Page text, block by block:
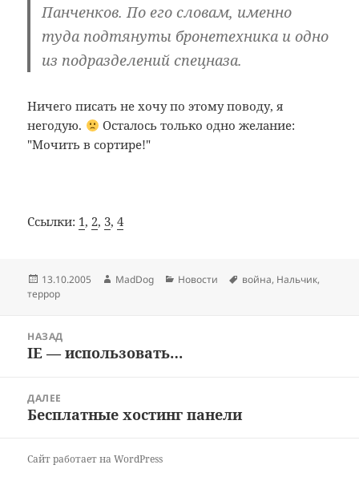
Панченков. По его словам, именно
туда подтянуты бронетехника и одно
из подразделений спецназа.
Ничего писать не хочу по этому поводу, я
негодую.
Осталось только одно желание:
"Мочить в сортире!"
Ссылки: 1,2, 3,4
Опубликовано
13.10.2005 Автор
MadDog Рубрики
Новости Метки
война, Нальчик,
террор
записям
НАЗАД
Предыдущая
IE — использовать…
ДАЛЕЕ
Следующая
Бесплатные хостинг панели
Сайт работает на WordPress